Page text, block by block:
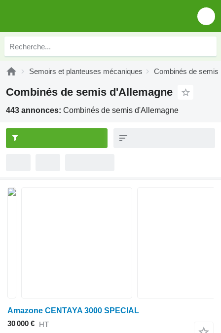
Semoirs et planteuses mécaniques Combinés de semis
Combinés de semis d'Allemagne
443 annonces: Combinés de semis d'Allemagne
Amazone CENTAYA 3000 SPECIAL
30 000 € HT